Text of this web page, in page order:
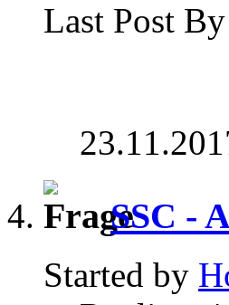
Last Post By
SSC -
Started by